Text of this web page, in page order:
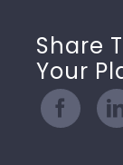
Share
Your